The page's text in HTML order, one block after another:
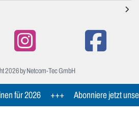
2026 by Netcom-Tec GmbH
für 2026 +++ Abonniere jetzt